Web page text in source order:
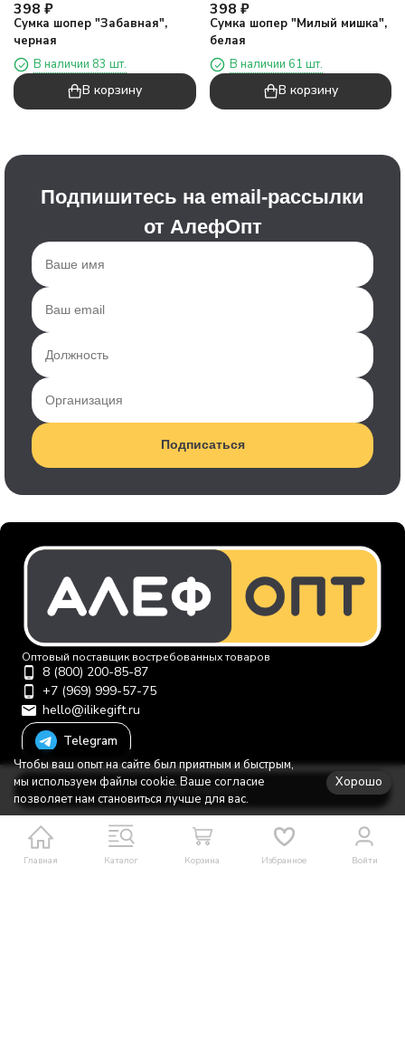
В корзину
398 ₽
Сумка шопер "Забавная",
черная
В наличии 83 шт.
В корзину
398 ₽
Сумка шопер "Милый мишка",
белая
В наличии 61 шт.
В корзину
Подпишитесь на email-рассылки
от АлефОпт
Подписаться
Главная Каталог Корзина Избранное Войти
Оптовый поставщик востребованных товаров
8 (800) 200-85-87
+7 (969) 999-57-75
hello@ilikegift.ru
Telegram
Мы в соцсетях
Каталог товаров
Чтобы ваш опыт на сайте был приятным и быстрым,
мы используем файлы cookie. Ваше согласие
позволяет нам становиться лучше для вас.
Хорошо